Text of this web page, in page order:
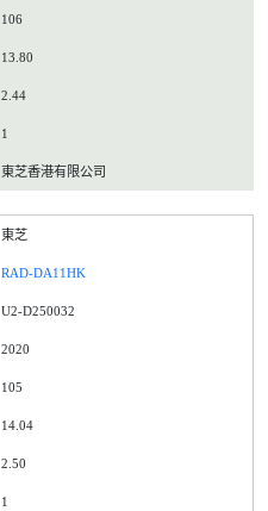
106
13.80
2.44
1
東芝香港有限公司
東芝
RAD-DA11HK
U2-D250032
2020
105
14.04
2.50
1